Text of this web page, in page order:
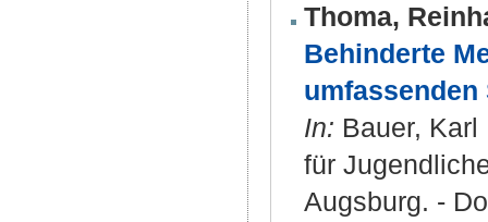
Thoma,
Behinderte
umfassenden
In: Bauer,
für
Augsburg. -